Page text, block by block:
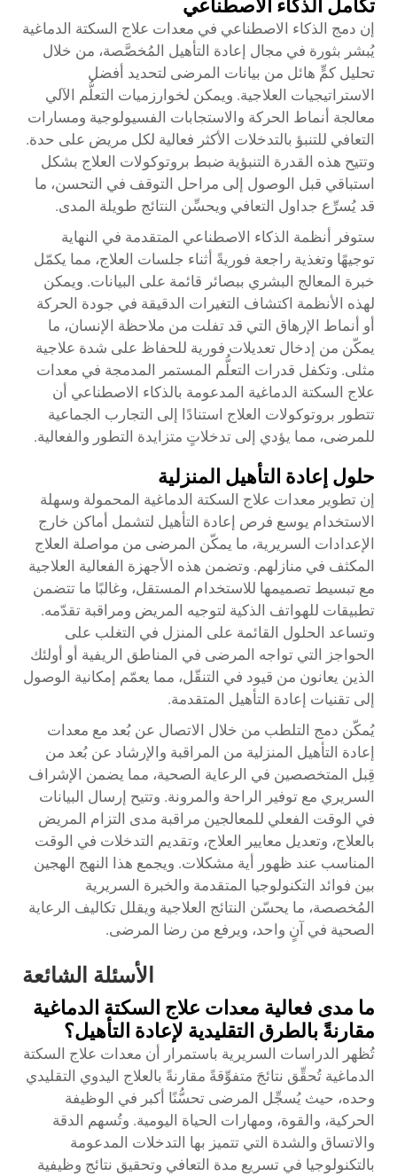
تكامل الذكاء الاصطناعي
إن دمج الذكاء الاصطناعي في معدات علاج السكتة الدماغية
يُبشر بثورة في مجال إعادة التأهيل المُخصَّصة، من خلال
تحليل كمٍّ هائل من بيانات المرضى لتحديد أفضل
الاستراتيجيات العلاجية. ويمكن لخوارزميات التعلُّم الآلي
معالجة أنماط الحركة والاستجابات الفسيولوجية ومسارات
التعافي للتنبؤ بالتدخلات الأكثر فعالية لكل مريض على حدة.
وتتيح هذه القدرة التنبؤية ضبط بروتوكولات العلاج بشكل
استباقي قبل الوصول إلى مراحل التوقف في التحسن، ما
قد يُسرِّع جداول التعافي ويحسِّن النتائج طويلة المدى.
ستوفر أنظمة الذكاء الاصطناعي المتقدمة في النهاية
توجيهًا وتغذية راجعة فوريةً أثناء جلسات العلاج، مما يكمّل
خبرة المعالج البشري ببصائر قائمة على البيانات. ويمكن
لهذه الأنظمة اكتشاف التغيرات الدقيقة في جودة الحركة
أو أنماط الإرهاق التي قد تفلت من ملاحظة الإنسان، ما
يمكّن من إدخال تعديلات فورية للحفاظ على شدة علاجية
مثلى. وتكفل قدرات التعلُّم المستمر المدمجة في معدات
علاج السكتة الدماغية المدعومة بالذكاء الاصطناعي أن
تتطور بروتوكولات العلاج استنادًا إلى التجارب الجماعية
للمرضى، مما يؤدي إلى تدخلاتٍ متزايدة التطور والفعالية.
حلول إعادة التأهيل المنزلية
إن تطوير معدات علاج السكتة الدماغية المحمولة وسهلة
الاستخدام يوسع فرص إعادة التأهيل لتشمل أماكن خارج
الإعدادات السريرية، ما يمكّن المرضى من مواصلة العلاج
المكثف في منازلهم. وتضمن هذه الأجهزة الفعالية العلاجية
مع تبسيط تصميمها للاستخدام المستقل، وغالبًا ما تتضمن
تطبيقات للهواتف الذكية لتوجيه المريض ومراقبة تقدّمه.
وتساعد الحلول القائمة على المنزل في التغلب على
الحواجز التي تواجه المرضى في المناطق الريفية أو أولئك
الذين يعانون من قيود في التنقّل، مما يعمّم إمكانية الوصول
إلى تقنيات إعادة التأهيل المتقدمة.
يُمكّن دمج التلطب من خلال الاتصال عن بُعد مع معدات
إعادة التأهيل المنزلية من المراقبة والإرشاد عن بُعد من
قِبل المتخصصين في الرعاية الصحية، مما يضمن الإشراف
السريري مع توفير الراحة والمرونة. وتتيح إرسال البيانات
في الوقت الفعلي للمعالجين مراقبة مدى التزام المريض
بالعلاج، وتعديل معايير العلاج، وتقديم التدخلات في الوقت
المناسب عند ظهور أية مشكلات. ويجمع هذا النهج الهجين
بين فوائد التكنولوجيا المتقدمة والخبرة السريرية
المُخصصة، ما يحسّن النتائج العلاجية ويقلل تكاليف الرعاية
الصحية في آنٍ واحد، ويرفع من رضا المرضى.
الأسئلة الشائعة
ما مدى فعالية معدات علاج السكتة الدماغية
مقارنةً بالطرق التقليدية لإعادة التأهيل؟
تُظهر الدراسات السريرية باستمرار أن معدات علاج السكتة
الدماغية تُحقِّق نتائجَ متفوِّقةً مقارنةً بالعلاج اليدوي التقليدي
وحده، حيث يُسجِّل المرضى تحسُّنًا أكبر في الوظيفة
الحركية، والقوة، ومهارات الحياة اليومية. وتُسهم الدقة
والاتساق والشدة التي تتميز بها التدخلات المدعومة
بالتكنولوجيا في تسريع مدة التعافي وتحقيق نتائج وظيفية